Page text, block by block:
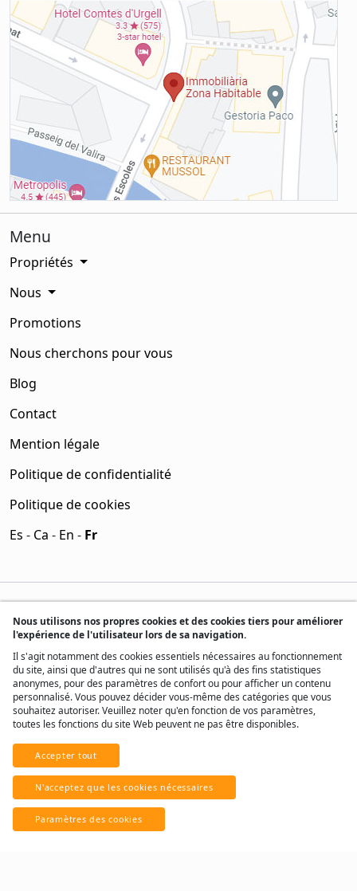
Menu
Propriétés
Nous
Promotions
Nous cherchons pour vous
Blog
Contact
Mention légale
Politique de confidentialité
Politique de cookies
Es - Ca - En - Fr
® Tous droits réservés, 2017 - 2026
Développé parReal Home Network
Avec ♥ d'Andorre
Nous utilisons nos propres cookies et des cookies tiers pour améliorer
l'expérience de l'utilisateur lors de sa navigation.
Il s'agit notamment des cookies essentiels nécessaires au fonctionnement
du site, ainsi que d'autres qui ne sont utilisés qu'à des fins statistiques
anonymes, pour des paramètres de confort ou pour afficher un contenu
personnalisé. Vous pouvez décider vous-même des catégories que vous
souhaitez autoriser. Veuillez noter qu'en fonction de vos paramètres,
toutes les fonctions du site Web peuvent ne pas être disponibles.
Accepter tout
N'acceptez que les cookies nécessaires
Paramètres des cookies